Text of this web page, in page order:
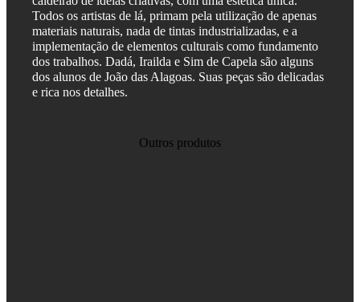
Todos os artistas de lá, primam pela utilização de apenas
materiais naturais, nada de tintas industrializadas, e a
implementação de elementos culturais como fundamento
dos trabalhos. Dadá, Irailda e Sim de Capela são alguns
dos alunos de João das Alagoas. Suas peças são delicadas
e rica nos detalhes.
Outros produtos